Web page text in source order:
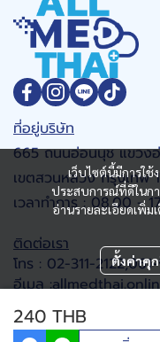
240 THB
เว็บไซต์นี้มีการใ
ประสบการณ์ที่ดีในกา
อ่านรายละเอียดเพิ่ม
ตั้งค่าคุ
ที่อยู่บริษัท
665 ถนนอ่อนนุช แขวง
เขตสวนหลวง กรุงเทพ
เวลาทำการ : 08.00 -
ติดต่อเรา
โทร : 02-311-
อีเมล
Google map